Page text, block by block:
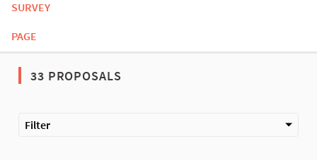
SURVEY
PAGE
33 PROPOSALS
Filter